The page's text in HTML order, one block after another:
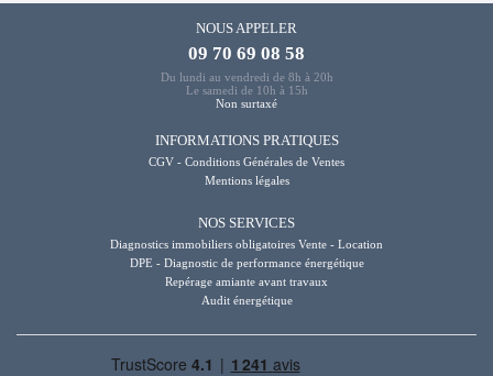
NOUS APPELER
09 70 69 08 58
Du lundi au vendredi de 8h à 20h
Le samedi de 10h à 15h
Non surtaxé
INFORMATIONS PRATIQUES
CGV - Conditions Générales de Ventes
Mentions légales
NOS SERVICES
Diagnostics immobiliers obligatoires Vente - Location
DPE - Diagnostic de performance énergétique
Repérage amiante avant travaux
Audit énergétique